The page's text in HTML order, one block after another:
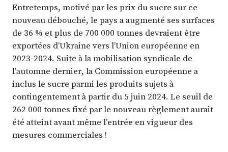
Entretemps, motivé par les prix du sucre sur ce
nouveau débouché, le pays a augmenté ses surfaces
de 36 % et plus de 700 000 tonnes devraient être
exportées d’Ukraine vers l’Union européenne en
2023-2024. Suite à la mobilisation syndicale de
l’automne dernier, la Commission européenne a
inclus le sucre parmi les produits sujets à
contingentement à partir du 5 juin 2024. Le seuil de
262 000 tonnes fixé par le nouveau règlement aurait
été atteint avant même l’entrée en vigueur des
mesures commerciales !